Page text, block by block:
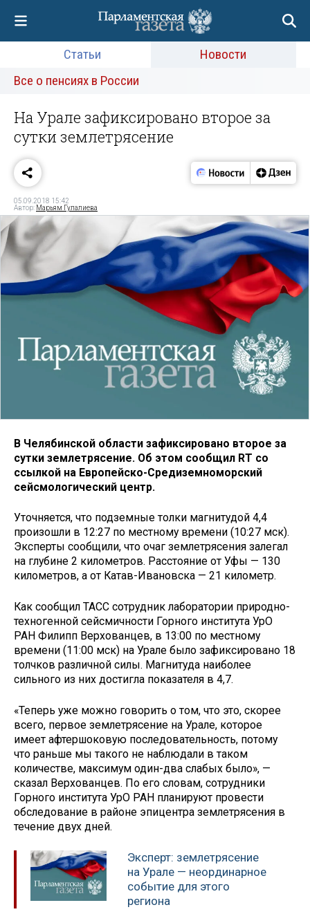
Статьи
Новости
Все о пенсиях в России
На Урале зафиксировано второе за
сутки землетрясение
05.09.2018 15:42
Автор: Марьям Гулалиева
В Челябинской области зафиксировано второе за
сутки землетрясение. Об этом сообщил RT со
ссылкой на Европейско-Средиземноморский
сейсмологический центр.
Уточняется, что подземные толки магнитудой 4,4
произошли в 12:27 по местному времени (10:27 мск).
Эксперты сообщили, что очаг землетрясения залегал
на глубине 2 километров. Расстояние от Уфы — 130
километров, а от Катав-Ивановска — 21 километр.
Как сообщил ТАСС сотрудник лаборатории природно-
техногенной сейсмичности Горного института УрО
РАН Филипп Верхованцев, в 13:00 по местному
времени (11:00 мск) на Урале было зафиксировано 18
толчков различной силы. Магнитуда наиболее
сильного из них достигла показателя в 4,7.
«Теперь уже можно говорить о том, что это, скорее
всего, первое землетрясение на Урале, которое
имеет афтершоковую последовательность, потому
что раньше мы такого не наблюдали в таком
количестве, максимум один-два слабых было», —
сказал Верхованцев. По его словам, сотрудники
Горного института УрО РАН планируют провести
обследование в районе эпицентра землетрясения в
течение двух дней.
Эксперт: землетрясение
на Урале — неординарное
событие для этого
региона